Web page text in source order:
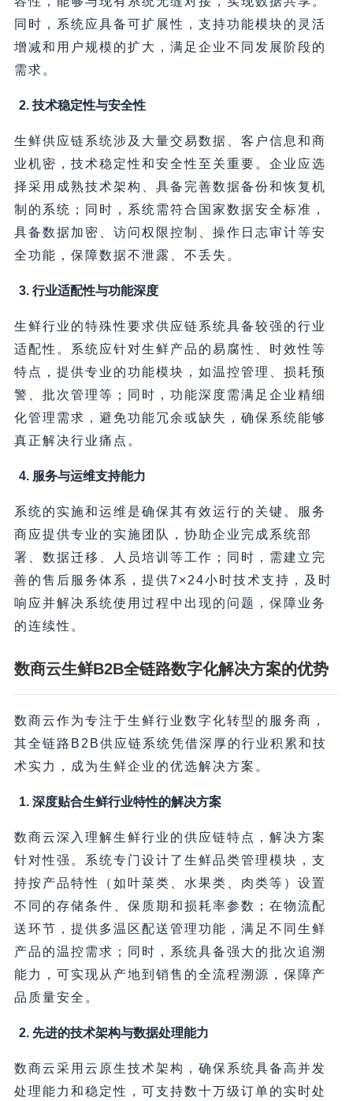
同时，系统应具备可扩展性，支持功能模块的灵活
增减和用户规模的扩大，满足企业不同发展阶段的
需求。
2. 技术稳定性与安全性
生鲜供应链系统涉及大量交易数据、客户信息和商
业机密，技术稳定性和安全性至关重要。企业应选
择采用成熟技术架构、具备完善数据备份和恢复机
制的系统；同时，系统需符合国家数据安全标准，
具备数据加密、访问权限控制、操作日志审计等安
全功能，保障数据不泄露、不丢失。
3. 行业适配性与功能深度
生鲜行业的特殊性要求供应链系统具备较强的行业
适配性。系统应针对生鲜产品的易腐性、时效性等
特点，提供专业的功能模块，如温控管理、损耗预
警、批次管理等；同时，功能深度需满足企业精细
化管理需求，避免功能冗余或缺失，确保系统能够
真正解决行业痛点。
4. 服务与运维支持能力
系统的实施和运维是确保其有效运行的关键。服务
商应提供专业的实施团队，协助企业完成系统部
署、数据迁移、人员培训等工作；同时，需建立完
善的售后服务体系，提供7×24小时技术支持，及时
响应并解决系统使用过程中出现的问题，保障业务
的连续性。
数商云生鲜B2B全链路数字化解决方案的优势
数商云作为专注于生鲜行业数字化转型的服务商，
其全链路B2B供应链系统凭借深厚的行业积累和技
术实力，成为生鲜企业的优选解决方案。
1. 深度贴合生鲜行业特性的解决方案
数商云深入理解生鲜行业的供应链特点，解决方案
针对性强。系统专门设计了生鲜品类管理模块，支
持按产品特性（如叶菜类、水果类、肉类等）设置
不同的存储条件、保质期和损耗率参数；在物流配
送环节，提供多温区配送管理功能，满足不同生鲜
产品的温控需求；同时，系统具备强大的批次追溯
能力，可实现从产地到销售的全流程溯源，保障产
品质量安全。
2. 先进的技术架构与数据处理能力
数商云采用云原生技术架构，确保系统具备高并发
处理能力和稳定性，可支持数十万级订单的实时处